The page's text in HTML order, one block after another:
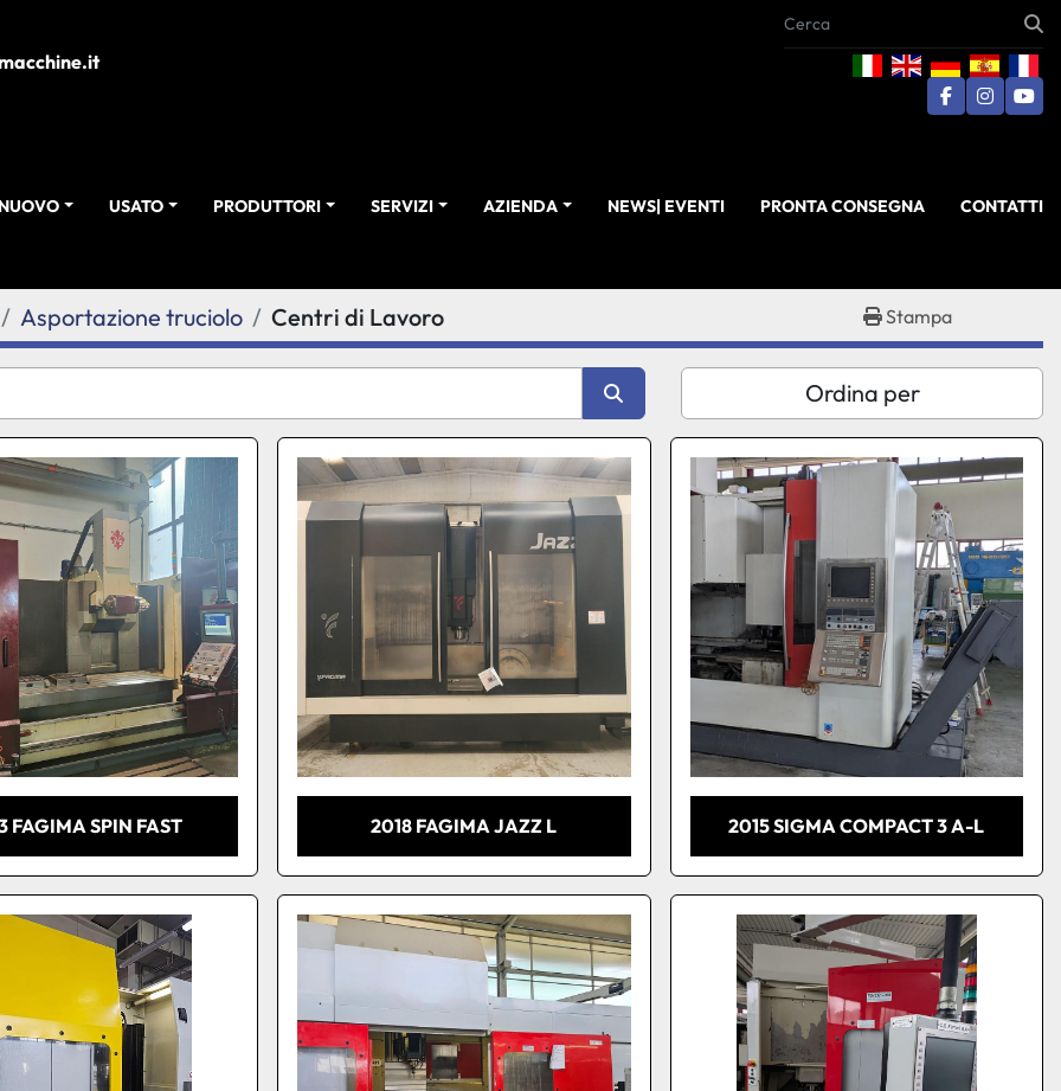
facebook
NUOVO USATO NEWS| EVENTI
PRODUTTORI SERVIZI PRONTA CONSEGNA
AZIENDA CONTATTI
Asportazione truciolo Centri di Lavoro Stampa
Ordina per
FAGIMA SPIN FAST 2018 FAGIMA JAZZ L 2015 SIGMA COMPACT 3 A-L